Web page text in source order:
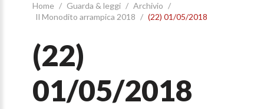
Home / Guarda & leggi / Archivio /
Il Monodito arrampica 2018 / (22) 01/05/2018
(22)
01/05/2018